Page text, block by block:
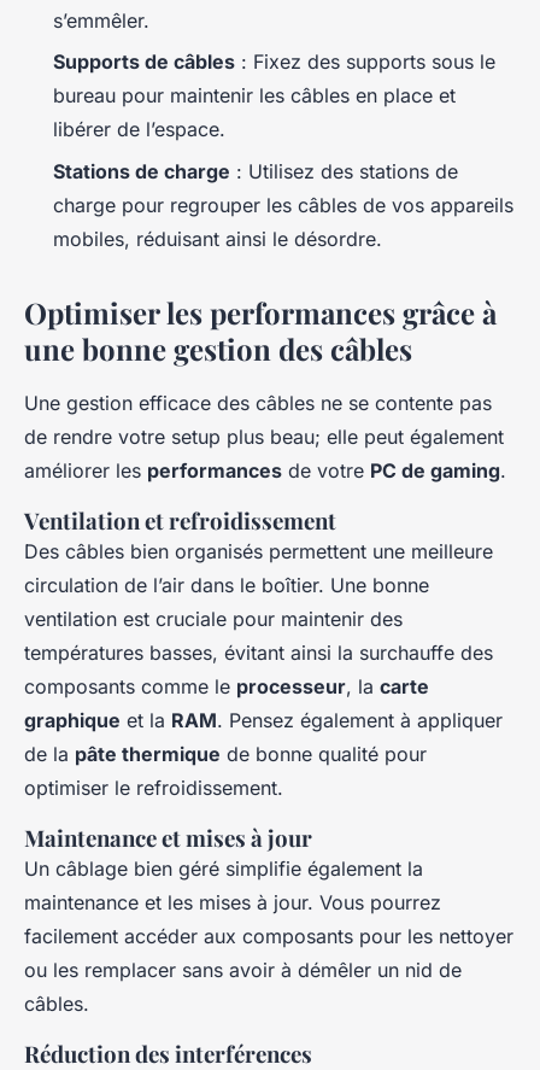
s’emmêler.
Supports de câbles : Fixez des supports sous le
bureau pour maintenir les câbles en place et
libérer de l’espace.
Stations de charge : Utilisez des stations de
charge pour regrouper les câbles de vos appareils
mobiles, réduisant ainsi le désordre.
Optimiser les performances grâce à
une bonne gestion des câbles
Une gestion efficace des câbles ne se contente pas
de rendre votre setup plus beau; elle peut également
améliorer les performances de votre PC de gaming.
Ventilation et refroidissement
Des câbles bien organisés permettent une meilleure
circulation de l’air dans le boîtier. Une bonne
ventilation est cruciale pour maintenir des
températures basses, évitant ainsi la surchauffe des
composants comme le processeur, la carte
graphique et la RAM. Pensez également à appliquer
de la pâte thermique de bonne qualité pour
optimiser le refroidissement.
Maintenance et mises à jour
Un câblage bien géré simplifie également la
maintenance et les mises à jour. Vous pourrez
facilement accéder aux composants pour les nettoyer
ou les remplacer sans avoir à démêler un nid de
câbles.
Réduction des interférences